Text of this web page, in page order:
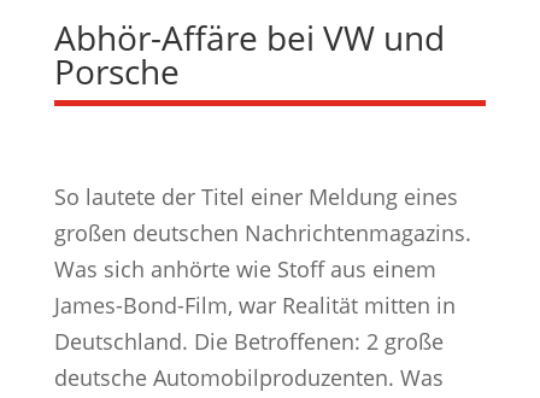
Abhör-Affäre bei VW und
Porsche
So lautete der Titel einer Meldung eines
großen deutschen Nachrichtenmagazins.
Was sich anhörte wie Stoff aus einem
James-Bond-Film, war Realität mitten in
Deutschland. Die Betroffenen: 2 große
deutsche Automobilproduzenten. Was